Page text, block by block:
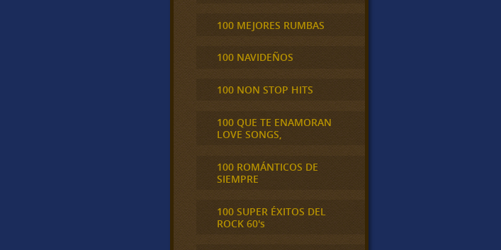
100 MEJORES RUMBAS
100 NAVIDEÑOS
100 NON STOP HITS
100 QUE TE ENAMORAN
LOVE SONGS,
100 ROMÁNTICOS DE
SIEMPRE
100 SUPER ÉXITOS DEL
ROCK 60's